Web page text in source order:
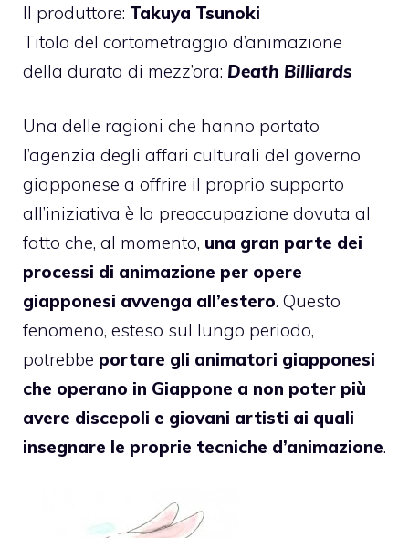
Il produttore: Takuya Tsunoki
Titolo del cortometraggio d’animazione
della durata di mezz’ora: Death Billiards
Una delle ragioni che hanno portato
l’agenzia degli affari culturali del governo
giapponese a offrire il proprio supporto
all’iniziativa è la preoccupazione dovuta al
fatto che, al momento, una gran parte dei
processi di animazione per opere
giapponesi avvenga all’estero. Questo
fenomeno, esteso sul lungo periodo,
potrebbe portare gli animatori giapponesi
che operano in Giappone a non poter più
avere discepoli e giovani artisti ai quali
insegnare le proprie tecniche d’animazione.